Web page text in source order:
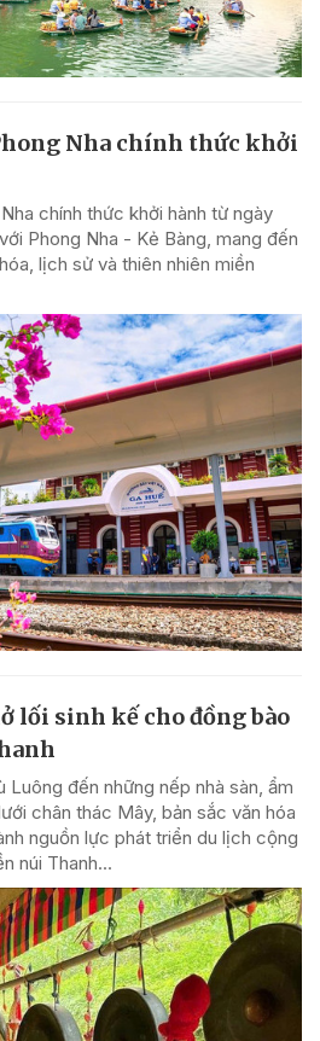
Nha chính thức khởi
chính thức khởi hành từ ngày
Phong Nha - Kẻ Bàng, mang đến
lịch sử và thiên nhiên miền
lối sinh kế cho đồng bào
Luông đến những nếp nhà sàn, ẩm
chân thác Mây, bản sắc văn hóa
nguồn lực phát triển du lịch cộng
núi Thanh...